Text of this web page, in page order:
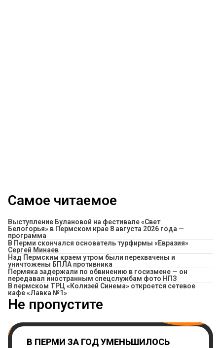
Самое читаемое
Выступление Булановой на фестивале «Свет
Белогорья» в Пермском крае 8 августа 2026 года —
программа
В Перми скончался основатель турфирмы «Евразия»
Сергей Минаев
Над Пермским краем утром были перехвачены и
уничтожены БПЛА противника
Пермяка задержали по обвинению в госизмене — он
передавал иностранным спецслужбам фото НПЗ
​В пермском ТРЦ «Колизей Синема» откроется сетевое
кафе «Лавка №1»
Не пропустите
В ПЕРМИ ЗА ГОД УМЕНЬШИЛОСЬ